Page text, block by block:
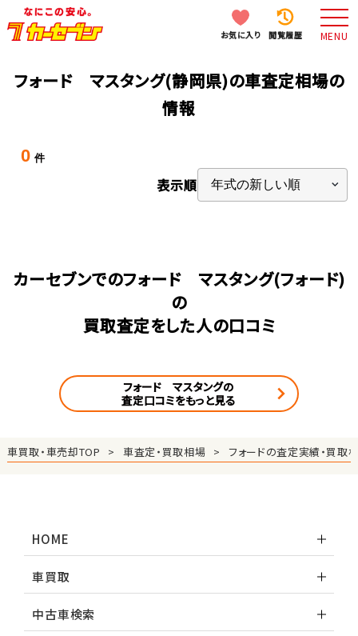
お気に入り 閲覧履歴 MENU
フォード マスタング(静岡県)の車査定相場の
情報
0 件
表示順
カーセブンでのフォード マスタング(フォード)
の
買取査定をした人の口コミ
フォード マスタングの
査定口コミをもっと見る
車買取・車売却TOP 車査定・買取相場 フォードの査定実績・買取
HOME
車買取
中古車検索